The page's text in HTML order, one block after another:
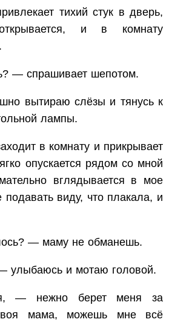
тихий стук в дверь,
и в комнату
— спрашивает шепотом.
вытираю слёзы и тянусь к
лампы.
в комнату и прикрывает
опускается рядом со мной
вглядывается в мое
виду, что плакала, и
— маму не обманешь.
и мотаю головой.
— нежно берет меня за
мама, можешь мне всё